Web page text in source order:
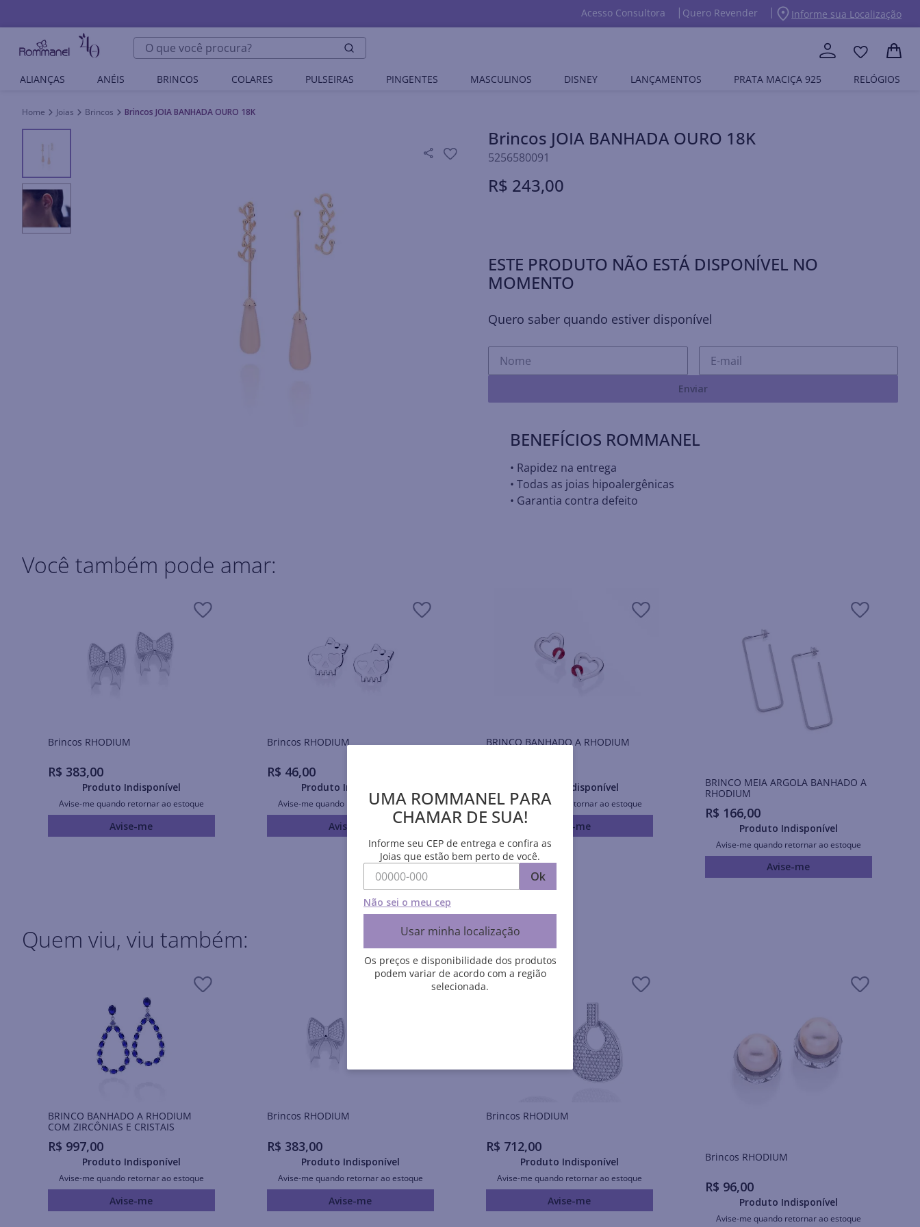
Acesso Consultora Quero Revender Informe sua Localização
O que você procura?
ALIANÇAS ANÉIS BRINCOS COLARES PULSEIRAS PINGENTES MASCULINOS DISNEY LANÇAMENTOS PRATA MACIÇA 925 RELÓGIOS
Joias Brincos Brincos JOIA BANHADA OURO 18K
Brincos JOIA BANHADA OURO 18K
5256580091
R$ 243,00
ESTE PRODUTO NÃO ESTÁ DISPONÍVEL NO
MOMENTO
Quero saber quando estiver disponível
Enviar
BENEFÍCIOS ROMMANEL
• Rapidez na entrega
• Todas as joias hipoalergênicas
• Garantia contra defeito
Você também pode amar:
Brincos RHODIUM
R$ 383,00
Produto Indisponível
Avise-me quando retornar ao estoque
Avise-me
Brincos RHODIUM
R$ 46,00
Produto Indisponível
Avise-me quando retornar ao estoque
Avise-me
BRINCO BANHADO A RHODIUM
Produto Indisponível
Avise-me quando retornar ao estoque
Avise-me
BRINCO MEIA ARGOLA BANHADO A
RHODIUM
R$ 166,00
Produto Indisponível
Avise-me quando retornar ao estoque
Avise-me
Quem viu, viu também:
BRINCO BANHADO A RHODIUM
COM ZIRCÔNIAS E CRISTAIS
R$ 997,00
Produto Indisponível
Avise-me quando retornar ao estoque
Avise-me
Brincos RHODIUM
R$ 383,00
Produto Indisponível
Avise-me quando retornar ao estoque
Avise-me
Brincos RHODIUM
R$ 712,00
Produto Indisponível
Avise-me quando retornar ao estoque
Avise-me
Brincos RHODIUM
R$ 96,00
Produto Indisponível
Avise-me quando retornar ao estoque
UMA ROMMANEL PARA
CHAMAR DE SUA!
Informe seu CEP de entrega e confira as
Joias que estão bem perto de você.
Ok
Não sei o meu cep
Usar minha localização
Os preços e disponibilidade dos produtos
podem variar de acordo com a região
selecionada.